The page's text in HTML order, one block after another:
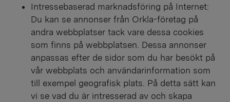
Intressebaserad marknadsföring på Internet:
Du kan se annonser från Orkla-företag på
andra webbplatser tack vare dessa cookies
som finns på webbplatsen. Dessa annonser
anpassas efter de sidor som du har besökt på
vår webbplats och användarinformation som
till exempel geografisk plats. På detta sätt kan
vi se vad du är intresserad av och skapa